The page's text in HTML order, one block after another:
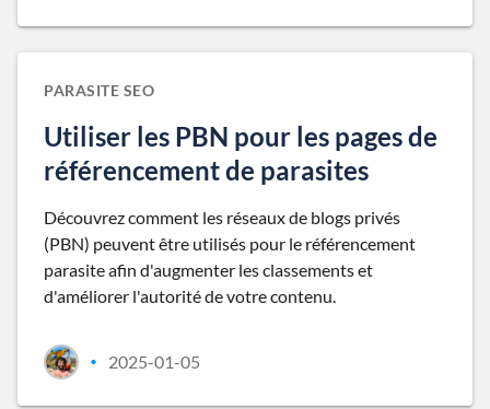
PARASITE SEO
Utiliser les PBN pour les pages de
référencement de parasites
Découvrez comment les réseaux de blogs privés
(PBN) peuvent être utilisés pour le référencement
parasite afin d'augmenter les classements et
d'améliorer l'autorité de votre contenu.
• 2025-01-05